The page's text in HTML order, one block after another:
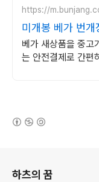
https://
미개봉 베가 번
드 중고거래
베가 새상품을 중고
는 안전결제로 간편
하츠의 꿈